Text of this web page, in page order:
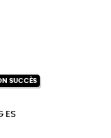
SUCCÈS
ES